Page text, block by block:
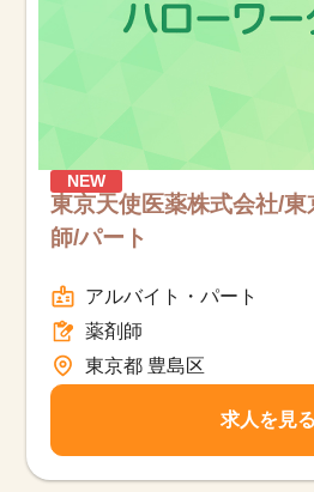
NEW
東京天使医薬株式会社/東
師/パート
アルバイト・パート
薬剤師
東京都 豊島区
求人を見る